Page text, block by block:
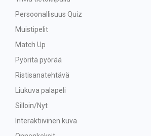
Persoonallisuus Quiz
Muistipelit
Match Up
Pyöritä pyörää
Ristisanatehtävä
Liukuva palapeli
Silloin/Nyt
Interaktiivinen kuva